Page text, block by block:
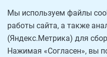
Мы используем файлы
работы сайта, а также
(Яндекс.Метрика) для
Нажимая «Согласен», вы